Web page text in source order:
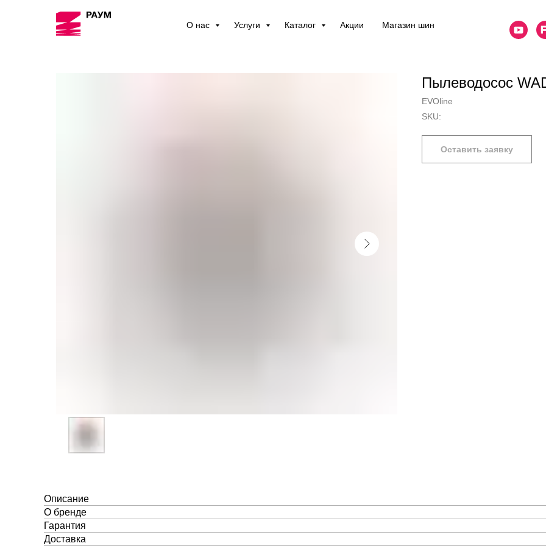
О нас Услуги Каталог Акции Магазин шин
Пылеводосос
EVOline
SKU:
Оставить заявку
Описание
О бренде
Гарантия
Доставка